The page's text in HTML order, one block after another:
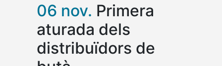
06 nov. Primera
aturada dels
distribuïdors de